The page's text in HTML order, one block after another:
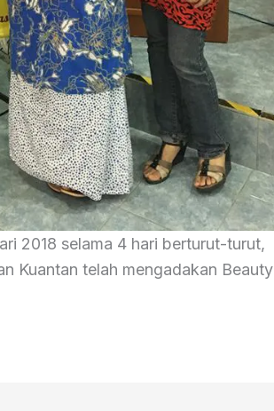
2018 selama 4 hari berturut-turut,
Kuantan telah mengadakan Beauty